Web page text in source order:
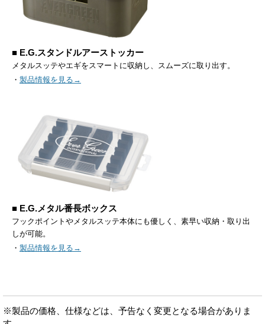
■ E.G.スタンドルアーストッカー
メタルスッテやエギをスマートに収納し、スムーズに取り出す。
・ 製品情報を見る→
■ E.G.メタル番長ボックス
フックポイントやメタルスッテ本体にも優しく、素早い収納・取り出
しが可能。
・ 製品情報を見る→
※製品の価格、仕様などは、予告なく変更となる場合がありま